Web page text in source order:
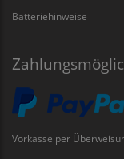
Batteriehinweise
Vorkasse per